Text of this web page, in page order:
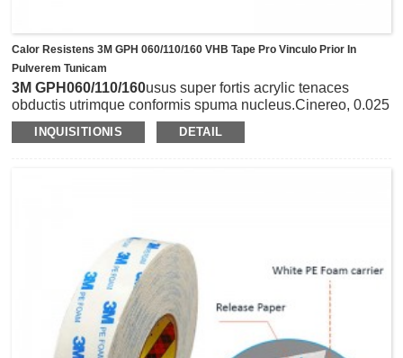
Calor Resistens 3M GPH 060/110/160 VHB Tape Pro Vinculo Prior In
Pulverem Tunicam
3M GPH060/110/160usus super fortis acrylic tenaces
obductis utrimque conformis spuma nucleus.Cinereo, 0.025
in (0.6 mm)/ 0.045 in (1.1 mm)/0.062” (1.6 mm) incisis mori
servitiis varias latitudines vel varias formas ut rotundos vel
et cochleis, vel adhaesivis liquidis, et sine aliqua residuo
extracta.In specie ad bonum adhaesio metallis, vitreis et
aliis mediis ad altas materias energiae superficiei
destinatae, sicut aluminium, chalybem immaculatum,
composita, materia plastica, acrylicum, ABS, concretum,
etc.Talis ligatio virtualiter invisibilis servat superficies
INQUISITIONIS DETAIL